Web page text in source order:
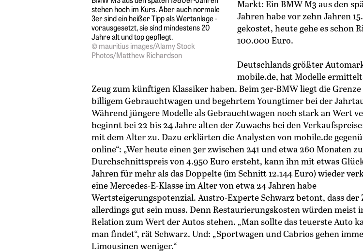
stehen hoch im Kurs. Aber auch normale
3er sind ein heißer Tipp als Wertanlage -
voraus­gesetzt, sie sind mindestens 20
Jahre alt und top gepflegt.
© mauritius images/Alamy Stock
Photos/Matthew Richardson
Markt: Ein BMW M3 aus den
Jahren habe vor zehn Jahren
gekostet, heute gehe es schon
100.000 Euro.
Deutschlands größter
mobile.de, hat Modelle
Zeug zum künftigen Klassiker haben. Beim 3er-BMW liegt die
billigem Gebrauchtwagen und begehrtem Youngtimer bei der
Während jüngere Modelle als Gebrauchtwagen noch stark an Wert
beginnt bei 22 bis 24 Jahre alten der Zuwachs bei den
mit dem Alter zu. Dazu erklärten die Analysten von mobile.de
online“: „Wer heute einen 3er zwischen 241 und etwa 260 Monaten
Durchschnittspreis von 4.950 Euro ersteht, kann ihn mit etwas
Jahren für mehr als das Doppelte (im Schnitt 12.144 Euro) wieder
eine Mercedes-E-Klasse im Alter von etwa 24 Jahren habe
Wertsteigerungspotenzial. Austro-Experte Schwarz betont, dass der
allerdings gut sein muss. Denn Restaurierungskosten würden meist
Relation zum Wert der Autos stehen. „Man sollte das teuerste Auto
man findet“, rät Schwarz. Und: „Sportwagen und Cabrios gehen
Limousinen weniger.“